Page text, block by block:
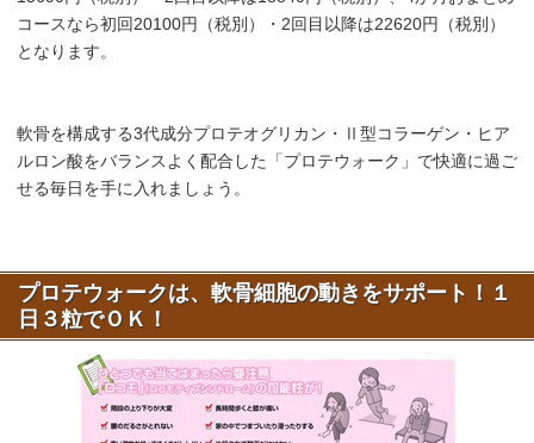
コースなら初回20100円（税別）・2回目以降は22620円（税別）
となります。
軟骨を構成する3代成分プロテオグリカン・Ⅱ型コラーゲン・ヒア
ルロン酸をバランスよく配合した「プロテウォーク」で快適に過ご
せる毎日を手に入れましょう。
プロテウォークは、軟骨細胞の動きをサポート！１
日３粒でＯＫ！